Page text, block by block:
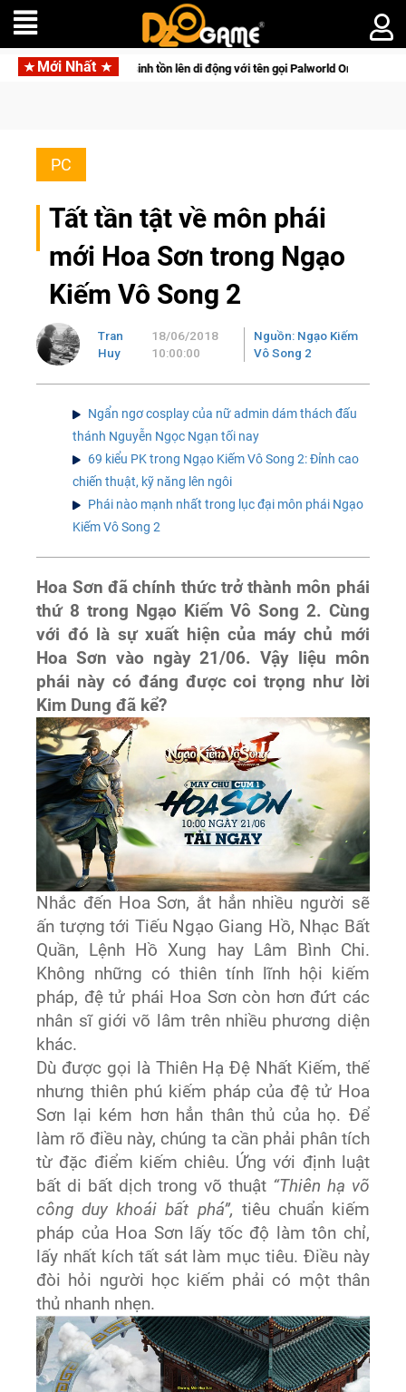
Mới Nhất
sinh tồn lên di động với tên gọi Palworld Online
PC
Tất tần tật về môn phái
mới Hoa Sơn trong Ngạo
Kiếm Vô Song 2
Tran
Huy
18/06/2018
10:00:00
Nguồn: Ngạo Kiếm
Vô Song 2
Ngẩn ngơ cosplay của nữ admin dám thách đấu
thánh Nguyễn Ngọc Ngạn tối nay
69 kiểu PK trong Ngạo Kiếm Vô Song 2: Đỉnh cao
chiến thuật, kỹ năng lên ngôi
Phái nào mạnh nhất trong lục đại môn phái Ngạo
Kiếm Vô Song 2
Hoa Sơn đã chính thức trở thành môn phái
thứ 8 trong Ngạo Kiếm Vô Song 2. Cùng
với đó là sự xuất hiện của máy chủ mới
Hoa Sơn vào ngày 21/06. Vậy liệu môn
phái này có đáng được coi trọng như lời
Kim Dung đã kể?
Nhắc đến Hoa Sơn, ắt hẳn nhiều người sẽ
ấn tượng tới Tiếu Ngạo Giang Hồ, Nhạc Bất
Quần, Lệnh Hồ Xung hay Lâm Bình Chi.
Không những có thiên tính lĩnh hội kiếm
pháp, đệ tử phái Hoa Sơn còn hơn đứt các
nhân sĩ giới võ lâm trên nhiều phương diện
khác.
Dù được gọi là Thiên Hạ Đệ Nhất Kiếm, thế
nhưng thiên phú kiếm pháp của đệ tử Hoa
Sơn lại kém hơn hẳn thân thủ của họ. Để
làm rõ điều này, chúng ta cần phải phân tích
từ đặc điểm kiếm chiêu. Ứng với định luật
bất di bất dịch trong võ thuật “Thiên hạ võ
công duy khoái bất phá”, tiêu chuẩn kiếm
pháp của Hoa Sơn lấy tốc độ làm tôn chỉ,
lấy nhất kích tất sát làm mục tiêu. Điều này
đòi hỏi người học kiếm phải có một thân
thủ nhanh nhẹn.